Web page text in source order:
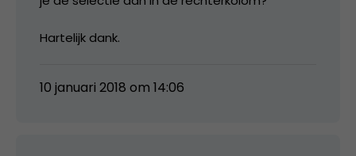
Hartelijk dank.
10 januari 2018 om 14:06